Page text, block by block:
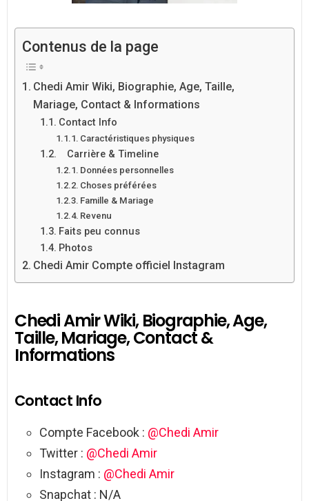
Contenus de la page
Chedi Amir Wiki, Biographie, Age, Taille,
Mariage, Contact & Informations
Contact Info
Caractéristiques physiques
Carrière & Timeline
Données personnelles
Choses préférées
Famille & Mariage
Revenu
Faits peu connus
Photos
Chedi Amir Compte officiel Instagram
Chedi Amir Wiki, Biographie, Age,
Taille, Mariage, Contact &
Informations
Contact Info
Compte Facebook : @Chedi Amir
Twitter : @Chedi Amir
Instagram : @Chedi Amir
Snapchat : N/A